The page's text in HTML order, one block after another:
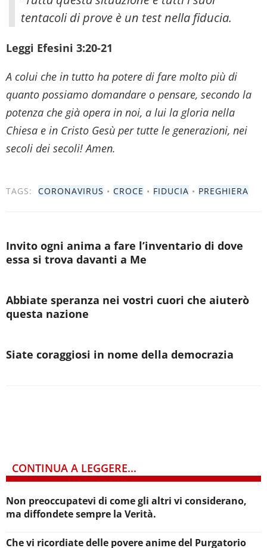
tentacoli di prove è un test nella fiducia.
Leggi Efesini 3:20-21
A colui che in tutto ha potere di fare molto più di
quanto possiamo domandare o pensare, secondo la
potenza che già opera in noi, a lui la gloria nella
Chiesa e in Cristo Gesù per tutte le generazioni, nei
secoli dei secoli! Amen.
TAGS: CORONAVIRUS • CROCE • FIDUCIA • PREGHIERA
Invito ogni anima a fare l’inventario di dove
essa si trova davanti a Me
Abbiate speranza nei vostri cuori che aiuterò
questa nazione
Siate coraggiosi in nome della democrazia
CONTINUA A LEGGERE...
Non preoccupatevi di come gli altri vi considerano,
ma diffondete sempre la Verità.
Che vi ricordiate delle povere anime del Purgatorio